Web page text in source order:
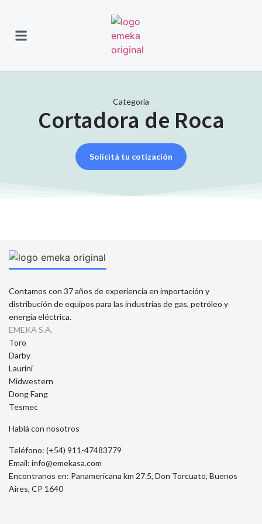
Categoría
Cortadora de Roca
Solicitá tu cotización
Contamos con 37 años de experiencia en importación y
distribución de equipos para las industrias de gas, petróleo y
energía eléctrica.
EMEKA S.A.
Toro
Darby
Laurini
Midwestern
Dong Fang
Tesmec
Hablá con nosotros
Teléfono: (+54) 911-47483779
Email: info@emekasa.com
Encontranos en: Panamericana km 27.5, Don Torcuato, Buenos
Aires, CP 1640